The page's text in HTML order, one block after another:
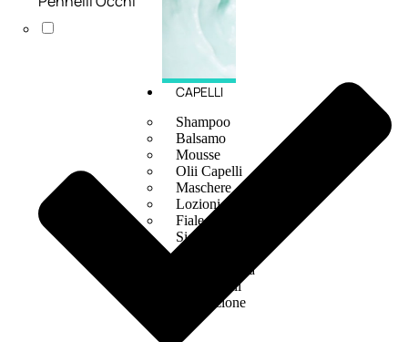
CAPELLI
Shampoo
Balsamo
Mousse
Olii Capelli
Maschere
Lozioni
Fiale
Sieri e Cristalli
Spray
Cera e Crema
Gel Capelli
Colorazione